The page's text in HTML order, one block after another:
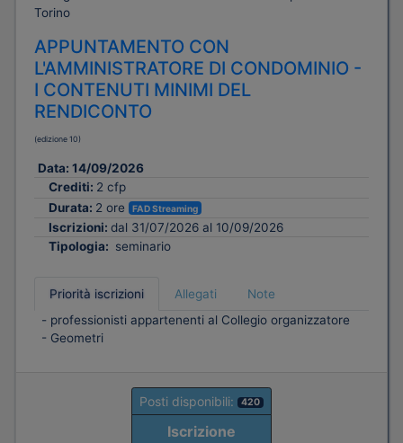
Torino
APPUNTAMENTO CON
L'AMMINISTRATORE DI CONDOMINIO -
I CONTENUTI MINIMI DEL
RENDICONTO
(edizione 10)
Data: 14/09/2026
Crediti: 2 cfp
Durata: 2 ore FAD Streaming
Iscrizioni: dal 31/07/2026 al 10/09/2026
Tipologia: seminario
Priorità iscrizioni Allegati
Note
- professionisti appartenenti al Collegio organizzatore
- Geometri
Posti disponibili: 420
Iscrizione